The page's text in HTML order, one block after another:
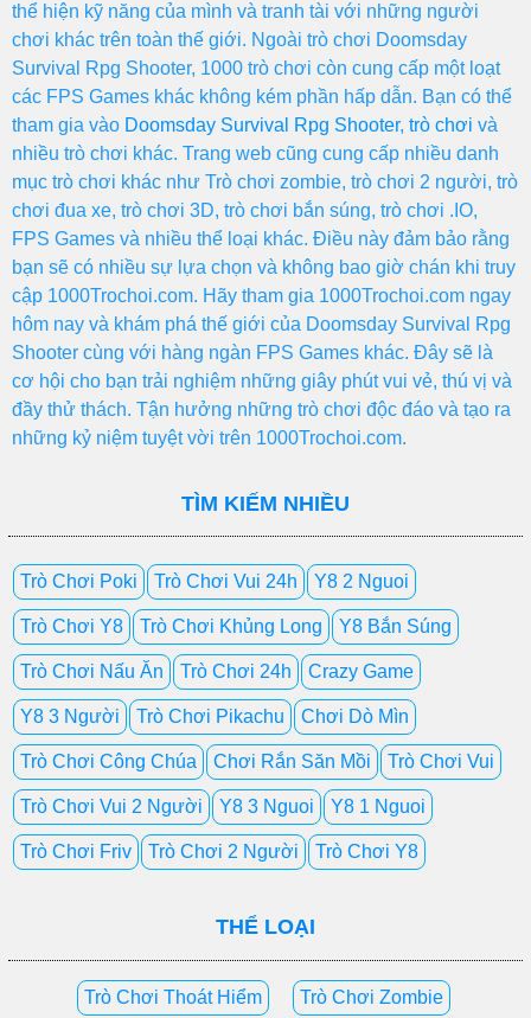
thể hiện kỹ năng của mình và tranh tài với những người
chơi khác trên toàn thế giới. Ngoài trò chơi Doomsday
Survival Rpg Shooter, 1000 trò chơi còn cung cấp một loạt
các FPS Games khác không kém phần hấp dẫn. Bạn có thể
tham gia vào Doomsday Survival Rpg Shooter, trò chơi và
nhiều trò chơi khác. Trang web cũng cung cấp nhiều danh
mục trò chơi khác như Trò chơi zombie, trò chơi 2 người, trò
chơi đua xe, trò chơi 3D, trò chơi bắn súng, trò chơi .IO,
FPS Games và nhiều thể loại khác. Điều này đảm bảo rằng
bạn sẽ có nhiều sự lựa chọn và không bao giờ chán khi truy
cập 1000Trochoi.com. Hãy tham gia 1000Trochoi.com ngay
hôm nay và khám phá thế giới của Doomsday Survival Rpg
Shooter cùng với hàng ngàn FPS Games khác. Đây sẽ là
cơ hội cho bạn trải nghiệm những giây phút vui vẻ, thú vị và
đầy thử thách. Tận hưởng những trò chơi độc đáo và tạo ra
những kỷ niệm tuyệt vời trên 1000Trochoi.com.
TÌM KIẾM NHIỀU
Trò Chơi Poki Trò Chơi Vui 24h Y8 2 Nguoi
Trò Chơi Y8 Trò Chơi Khủng Long Y8 Bắn Súng
Trò Chơi Nấu Ăn Trò Chơi 24h Crazy Game
Y8 3 Người Trò Chơi Pikachu Chơi Dò Mìn
Trò Chơi Công Chúa Chơi Rắn Săn Mồi Trò Chơi Vui
Trò Chơi Vui 2 Người Y8 3 Nguoi Y8 1 Nguoi
Trò Chơi Friv Trò Chơi 2 Người Trò Chơi Y8
THỂ LOẠI
Trò Chơi Thoát Hiểm Trò Chơi Zombie